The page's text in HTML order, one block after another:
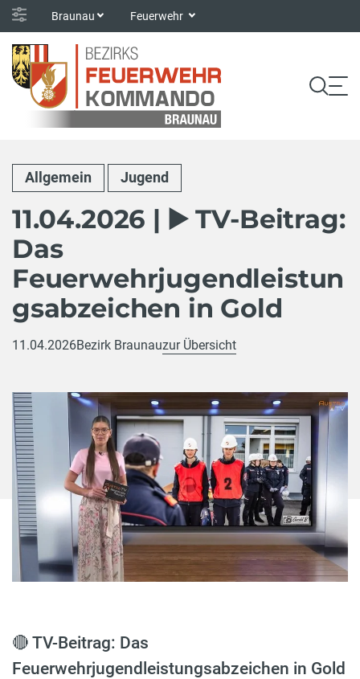
Braunau Feuerwehr
Allgemein Jugend
11.04.2026 | ▶️ TV-Beitrag:
Das
Feuerwehrjugendleistun
gsabzeichen in Gold
11.04.2026Bezirk Braunauzur Übersicht
🔴 TV-Beitrag: Das
Feuerwehrjugendleistungsabzeichen in Gold